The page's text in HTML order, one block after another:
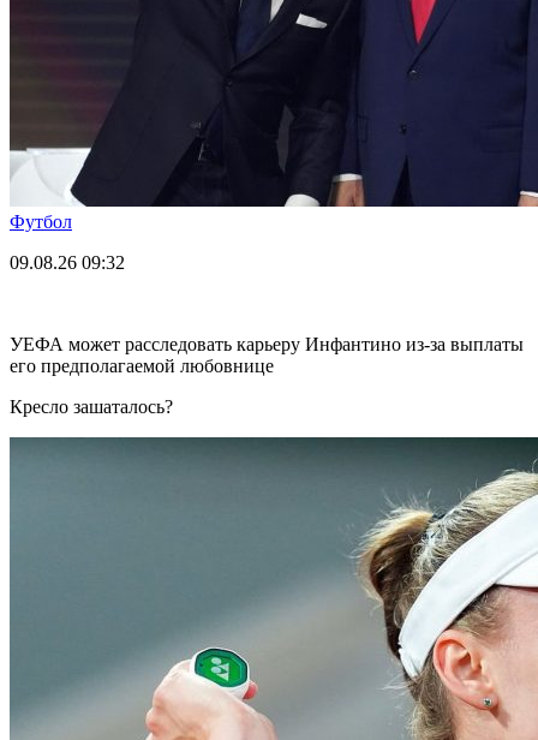
Футбол
09.08.26 09:32
УЕФА может расследовать карьеру Инфантино из-за выплаты
его предполагаемой любовнице
Кресло зашаталось?